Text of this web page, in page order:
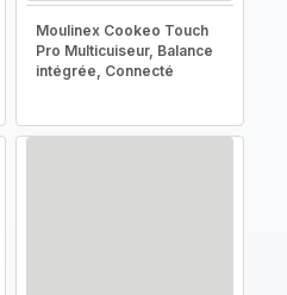
Moulinex Cookeo Touch
Pro Multicuiseur, Balance
intégrée, Connecté